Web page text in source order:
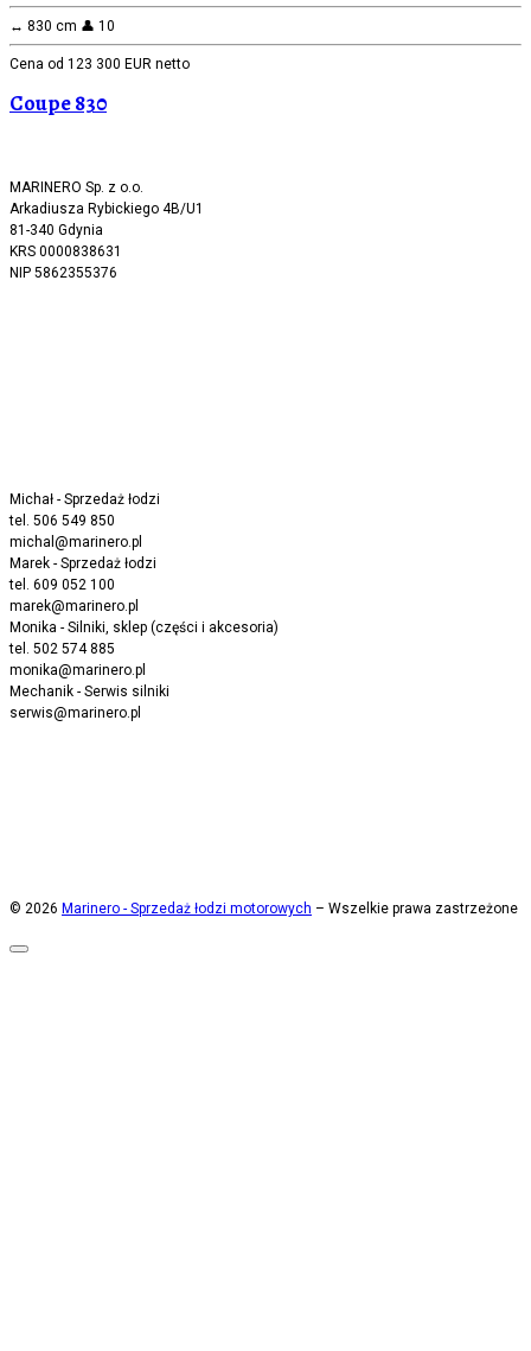
↔️ 830 cm 👤 10
Cena od 123 300 EUR netto
Coupe 830
MARINERO Sp. z o.o.
Arkadiusza Rybickiego 4B/U1
81-340 Gdynia
KRS 0000838631
NIP 5862355376
Michał - Sprzedaż łodzi
tel. 506 549 850
michal@marinero.pl
Marek - Sprzedaż łodzi
tel. 609 052 100
marek@marinero.pl
Monika - Silniki, sklep (części i akcesoria)
tel. 502 574 885
monika@marinero.pl
Mechanik - Serwis silniki
serwis@marinero.pl
© 2026 Marinero - Sprzedaż łodzi motorowych – Wszelkie prawa zastrzeżone